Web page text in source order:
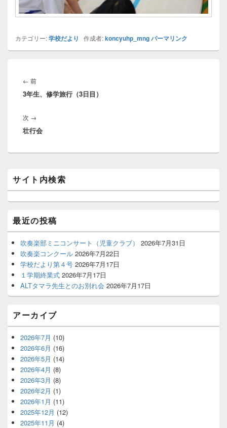
カテゴリー:学校だより 作成者:koncyuhp_mngパーマリンク
稿
ナ
ゲ
ー
シ
← 前前
の
3年生、修学旅行（3日目）
次 →
の
稿:
壮行会
イ
ン
サ
ド
ウ
ィ
ジ
ェ
ッ
リ
サイト内検索
最近の投稿
吹奏楽部ミニコンサート（児童クラブ）
2026年7月31日
吹奏楽コンクール 2026年7月22日
学校だより第４号 2026年7月17日
１学期終業式 2026年7月17日
ALTタマラ先生とのお別れ会 2026年7月17日
アーカイブ
2026年7月 (10)
2026年6月 (16)
2026年5月 (14)
2026年4月 (8)
2026年3月 (8)
2026年2月 (1)
2026年1月 (11)
2025年12月 (12)
2025年11月 (4)